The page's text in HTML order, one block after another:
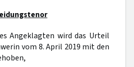
Angeklagten wird das Urteil
vom 8. April 2019 mit den